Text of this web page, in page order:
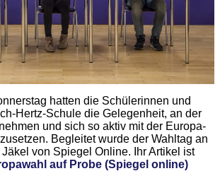
hatten die Schülerinnen und
Hertz-Schule die Gelegenheit, an der
und sich so aktiv mit der Europa-
Begleitet wurde der Wahltag an
von Spiegel Online. Ihr Artikel ist
auf Probe (Spiegel online)